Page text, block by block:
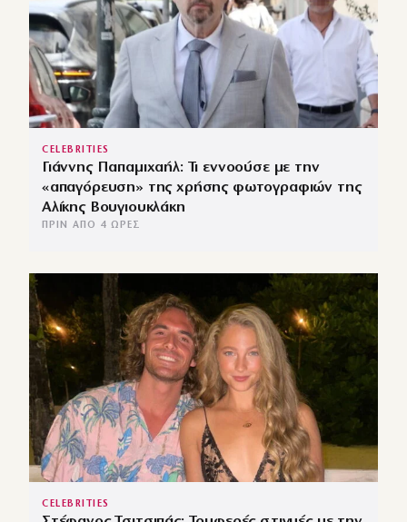
CELEBRITIES
Γιάννης Παπαμιχαήλ: Τι εννοούσε με την
«απαγόρευση» της χρήσης φωτογραφιών της
Αλίκης Βουγιουκλάκη
ΠΡΙΝ ΑΠΌ 4 ΏΡΕΣ
CELEBRITIES